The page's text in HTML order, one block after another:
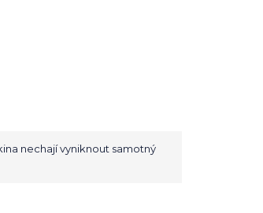
nechají vyniknout samotný